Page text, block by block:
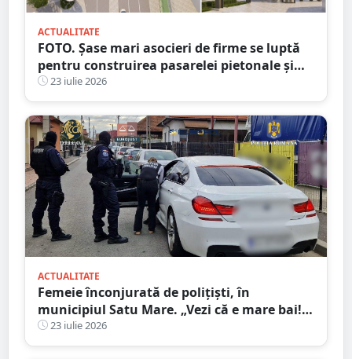
ACTUALITATE
FOTO. Șase mari asocieri de firme se luptă
pentru construirea pasarelei pietonale și
velo de la Crinul
23 iulie 2026
ACTUALITATE
Femeie înconjurată de polițiști, în
municipiul Satu Mare. „Vezi că e mare bai!”
Interceptarea care i-a îngropat
23 iulie 2026